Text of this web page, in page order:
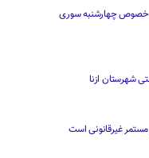
خصوص چهارشنبه ‌سوری
شهرستان ازنا
مستمر غیرقانونی است